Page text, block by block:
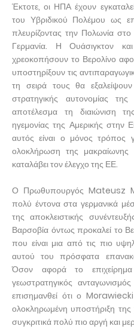
Έκτοτε, οι ΗΠΑ έχουν
του Υβριδικού Πολέμου ως
πλευρίζοντας την Πολωνία
Γερμανία. Η Ουάσιγκτον
χρεοκοπήσουν το Βερολίνο
υποστηρίξουν τις
τη σειρά τους θα
στρατηγικής αυτονομίας
αποτέλεσμα τη διαιώνιση
ηγεμονίας της Αμερικής στην
αυτός είναι ο μόνος τρόπος
ολοκλήρωση της μακραίωνης
καταλάβει τον έλεγχο της ΕΕ.
Ο Πρωθυπουργός Mateusz
πολύ έντονα στα γερμανικά
της αποκλειστικής
Βαρσοβία όντως προκαλεί το
που είναι μια από τις πιο
αυτού του πρόσφατα
Όσον αφορά το
γεωστρατηγικός
επισημανθεί ότι ο Morawiecki
ολοκληρωμένη υποστήριξη
συγκριτικά πολύ πιο αργή και